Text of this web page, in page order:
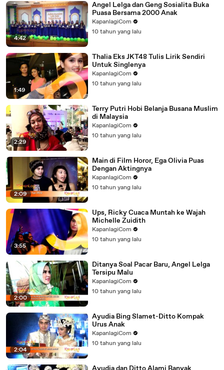
4:42
Angel Lelga dan Geng Sosialita Buka
Puasa Bersama 2000 Anak
KapanlagiCom
10 tahun yang lalu
1:49
Thalia Eks JKT48 Tulis Lirik Sendiri
Untuk Singlenya
KapanlagiCom
10 tahun yang lalu
2:29
Terry Putri Hobi Belanja Busana Muslim
di Malaysia
KapanlagiCom
10 tahun yang lalu
2:09
Main di Film Horor, Ega Olivia Puas
Dengan Aktingnya
KapanlagiCom
10 tahun yang lalu
3:55
Ups, Ricky Cuaca Muntah ke Wajah
Michelle Zuidith
KapanlagiCom
10 tahun yang lalu
2:00
Ditanya Soal Pacar Baru, Angel Lelga
Tersipu Malu
KapanlagiCom
10 tahun yang lalu
2:04
Ayudia Bing Slamet-Ditto Kompak
Urus Anak
KapanlagiCom
10 tahun yang lalu